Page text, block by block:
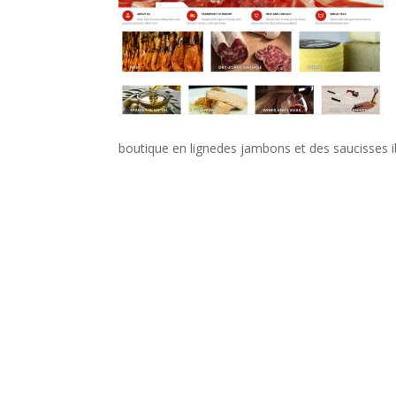
boutique en lignedes jambons et des saucisses